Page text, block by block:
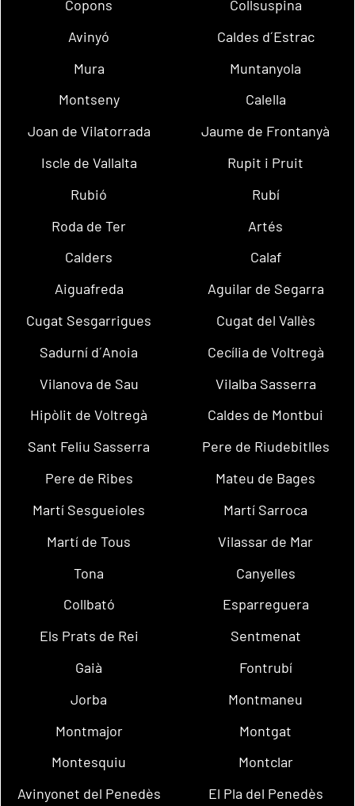
Copons
Collsuspina
Avinyó
Caldes d´Estrac
Mura
Muntanyola
Montseny
Calella
Joan de Vilatorrada
Jaume de Frontanyà
Iscle de Vallalta
Rupit i Pruit
Rubió
Rubí
Roda de Ter
Artés
Calders
Calaf
Aiguafreda
Aguilar de Segarra
Cugat Sesgarrigues
Cugat del Vallès
Sadurní d´Anoia
Cecília de Voltregà
Vilanova de Sau
Vilalba Sasserra
Hipòlit de Voltregà
Caldes de Montbui
Sant Feliu Sasserra
Pere de Riudebitlles
Pere de Ribes
Mateu de Bages
Martí Sesgueioles
Martí Sarroca
Martí de Tous
Vilassar de Mar
Tona
Canyelles
Collbató
Esparreguera
Els Prats de Rei
Sentmenat
Gaià
Fontrubí
Jorba
Montmaneu
Montmajor
Montgat
Montesquiu
Montclar
Avinyonet del Penedès
El Pla del Penedès